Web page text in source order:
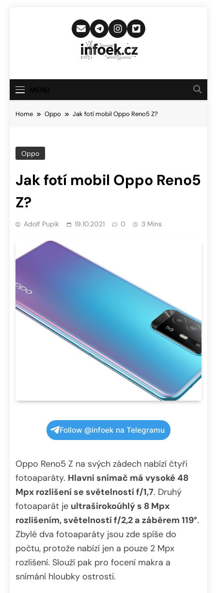
Infoek.cz
Novinkám
Home Oppo Jak fotí mobil Oppo Reno5 Z?
Oppo
Jak fotí mobil Oppo Reno5
Z?
Adolf Pupík 19.10.2021 0 3 Mins
Follow @infoek na Telegramu
Oppo Reno5 Z na svých zádech nabízí čtyři
fotoaparáty. Hlavní snímač má vysoké 48
Mpx rozlišení se světelností f/1,7. Druhý
fotoaparát je ultraširokoúhlý s 8 Mpx
rozlišením, světelností f/2,2 a záběrem 119°.
Zbylé dva fotoaparáty jsou zde spíše do
počtu, protože nabízí jen a pouze 2 Mpx
rozlišení. Slouží pak pro focení makra a
snímání hloubky ostrosti.